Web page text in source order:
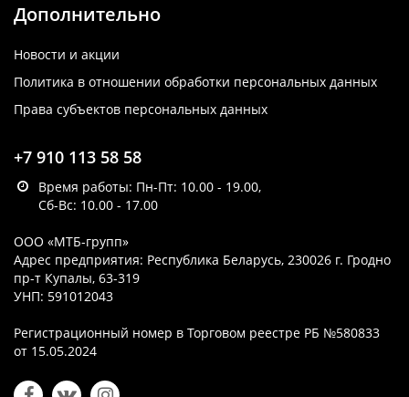
Дополнительно
Новости и акции
Политика в отношении обработки персональных данных
Права субъектов персональных данных
+7 910 113 58 58
Время работы: Пн-Пт: 10.00 - 19.00,
Сб-Вс: 10.00 - 17.00
ООО «МТБ-групп»
Адрес предприятия: Республика Беларусь, 230026 г. Гродно
пр-т Купалы, 63-319
УНП: 591012043
Регистрационный номер в Торговом реестре РБ №580833
от 15.05.2024